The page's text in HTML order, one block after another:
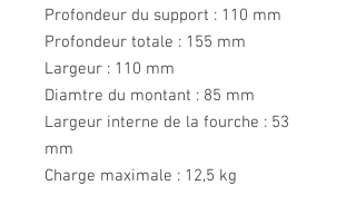
Profondeur du support : 110 mm
Profondeur totale : 155 mm
Largeur : 110 mm
Diamtre du montant : 85 mm
Largeur interne de la fourche : 53
mm
Charge maximale : 12,5 kg